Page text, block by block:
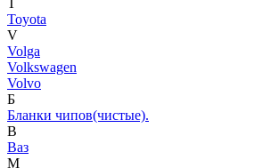
Toyota
V
Volga
Volkswagen
Volvo
Б
Бланки чипов(чистые).
В
Ваз
М